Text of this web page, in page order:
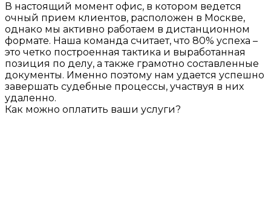
В настоящий момент офис, в котором ведется
очный прием клиентов, расположен в Москве,
однако мы активно работаем в дистанционном
формате. Наша команда считает, что 80% успеха –
это четко построенная тактика и выработанная
позиция по делу, а также грамотно составленные
документы. Именно поэтому нам удается успешно
завершать судебные процессы, участвуя в них
удаленно.
Как можно оплатить ваши услуги?